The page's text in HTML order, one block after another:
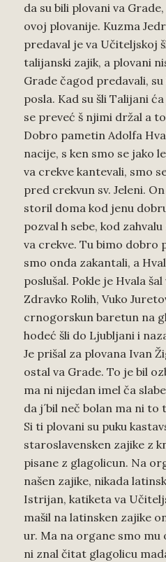
da su bili plovani va
ovoj plovanije. Kuzma
predaval je va Učiteljskoj
talijanski zajik, a plovani
Grade čagod predavali,
posla. Kad su šli Talijani
se preveć š njimi držal a
Dobro pametin Adolfa
nacije, s ken smo se jako
va crekve kantevali, smo
pred crekvun sv. Jeleni.
storil doma kod jenu
pozval h sebe, kod
va crekve. Tu bimo dobro
smo onda zakantali, a
poslušal. Pokle je Hvala
Zdravko Rolih, Vuko
crnogorskun baretun na
hodeć šli do Ljubljani i
Je prišal za plovana Ivan
ostal va Grade. To je bil
ma ni nijedan imel ča
da j´bil neč bolan ma ni
Si ti plovani su puku
staroslavensken zajike z
pisane z glagolicun. Na
našen zajike, nikada
Istrijan, katiketa va
mašil na latinsken zajike
ur. Ma na organe smo mu
ni znal čitat glagolicu